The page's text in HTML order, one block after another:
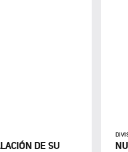
DE SU